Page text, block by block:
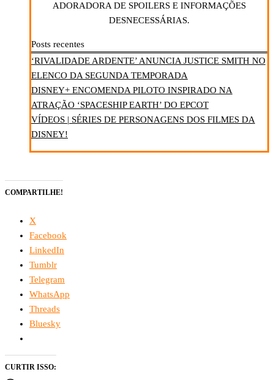
ADORADORA DE SPOILERS E INFORMAÇÕES
DESNECESSÁRIAS.
Posts recentes
‘RIVALIDADE ARDENTE’ ANUNCIA JUSTICE SMITH NO
ELENCO DA SEGUNDA TEMPORADA
DISNEY+ ENCOMENDA PILOTO INSPIRADO NA
ATRAÇÃO ‘SPACESHIP EARTH’ DO EPCOT
VÍDEOS | SÉRIES DE PERSONAGENS DOS FILMES DA
DISNEY!
COMPARTILHE!
X
Facebook
LinkedIn
Tumblr
Telegram
WhatsApp
Threads
Bluesky
CURTIR ISSO: